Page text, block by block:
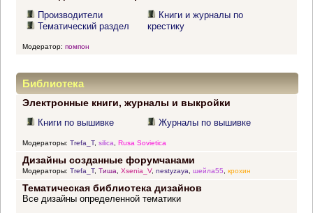
Производители
Тематический раздел
Книги и журналы по
крестику
Модератор: помпон
Библиотека
Электронные книги, журналы и выкройки
Книги по вышивке Журналы по вышивке
Модераторы: Trefa_T, silica Rusa Sovietica
Дизайны созданные форумчанами
Модераторы: Trefa_T, Тиша, Xsenia_V, nestyzaya, шейла55, крохин
Тематическая библиотека дизайнов
Все дизайны определенной тематики